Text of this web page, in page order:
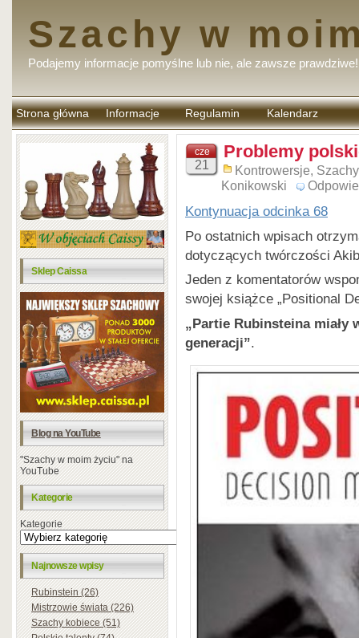
Szachy w
Podajemy informacje pomyślne lub nie, ale zawsze prawdziwe!
Strona główna Informacje Regulamin
komentarzy
Kalendarz
Sklep Caissa
Blog na YouTube
"Szachy w moim życiu" na
YouTube
Kategorie
Kategorie
Najnowsze wpisy
Rubinstein (26)
Mistrzowie świata (226)
Szachy kobiece (51)
cze
21
Problemy
Kontrowersje,
Konikowski
Kontynuacja odcinka 68
Po ostatnich wpisach
dotyczących twórczości
Jeden z komentatorów
swojej książce „Positional
„Partie Rubinsteina miały
generacji”.